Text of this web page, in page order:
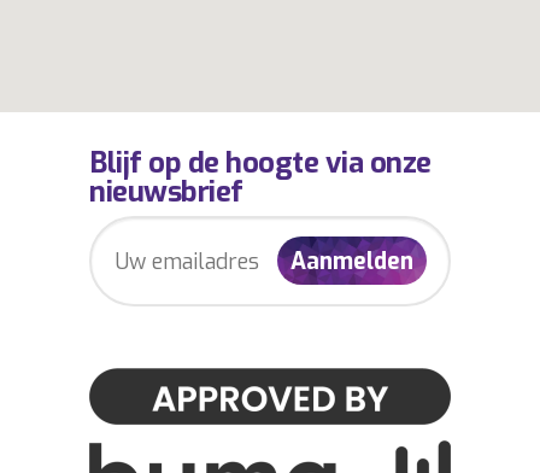
Blijf op de hoogte via onze
nieuwsbrief